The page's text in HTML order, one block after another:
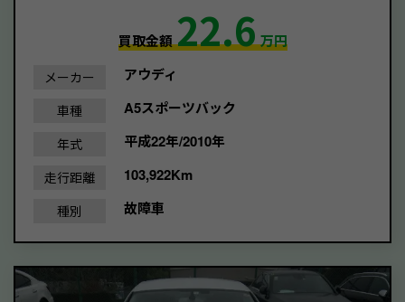
買取金額22.6万円
メーカー アウディ
車種 A5スポーツバック
年式 平成22年/2010年
走行距離 103,922Km
種別 故障車